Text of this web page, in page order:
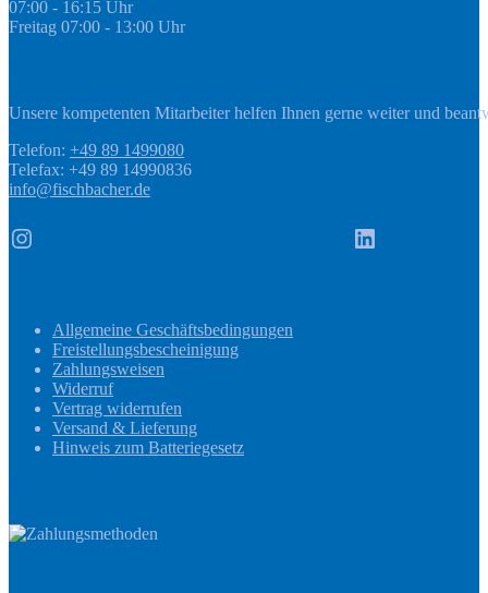
07:00 - 16:15 Uhr
Freitag 07:00 - 13:00 Uhr
Unsere kompetenten Mitarbeiter helfen Ihnen gerne weiter und
Telefon: +49 89 1499080
Telefax: +49 89 14990836
info@fischbacher.de
Instagram LinkedIn
Allgemeine Geschäftsbedingungen
Freistellungsbescheinigung
Zahlungsweisen
Widerruf
Vertrag widerrufen
Versand & Lieferung
Hinweis zum Batteriegesetz